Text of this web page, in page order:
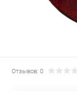
Отзывов: 0